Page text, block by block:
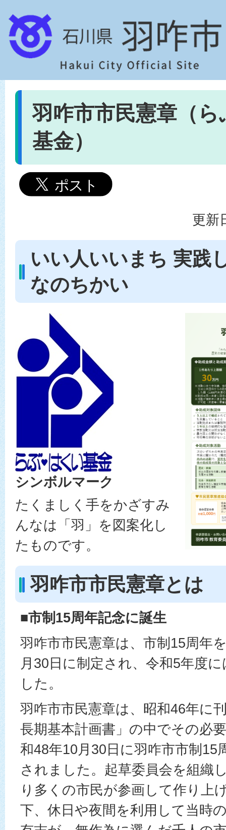
羽咋市市民憲章（
基金）
更新
いい人いいまち 実践
なのちかい
シンボルマーク
たくましく手をかざすみ
んなは「羽」を図案化し
たものです。
羽咋市市民憲章とは
■市制15周年記念に誕生
羽咋市市民憲章は、市制15周年
月30日に制定され、令和5年度
した。
羽咋市市民憲章は、昭和46年に
長期基本計画書」の中でその必
和48年10月30日に羽咋市市制15
されました。起草委員会を組織
り多くの市民が参画して作り上
下、休日や夜間を利用して当時